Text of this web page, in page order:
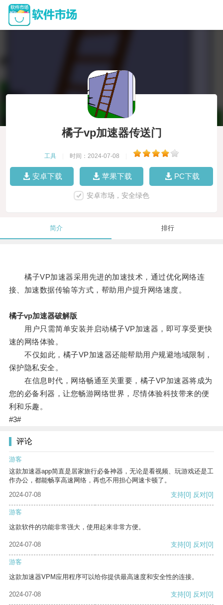
橘子vp加速器传送门
工具 时间：2024-07-08
安卓下载 苹果下载 PC下载
安卓市场，安全绿色
简介 排行
橘子VP加速器采用先进的加速技术，通过优化网络连
接、加速数据传输等方式，帮助用户提升网络速度。
橘子vp加速器破解版
用户只需简单安装并启动橘子VP加速器，即可享受更快
速的网络体验。
不仅如此，橘子VP加速器还能帮助用户规避地域限制，
保护隐私安全。
在信息时代，网络畅通至关重要，橘子VP加速器将成为
您的必备利器，让您畅游网络世界，尽情体验科技带来的便
利和乐趣。
#3#
评论
游客
这款加速器app简直是居家旅行必备神器，无论是看视频、玩游戏还是工
作办公，都能畅享高速网络，再也不用担心网速卡顿了。
2024-07-08
支持[0] 反对[0]
游客
这款软件的功能非常强大，使用起来非常方便。
2024-07-08 支持[0] 反对[0]
游客
这款加速器VPM应用程序可以给你提供最高速度和安全性的连接。
2024-07-08 支持[0] 反对[0]